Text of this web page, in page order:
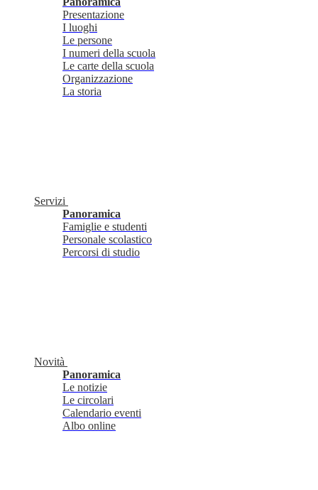
Presentazione
I luoghi
Le persone
I numeri della scuola
Le carte della scuola
Organizzazione
La storia
Servizi
Panoramica
Famiglie e studenti
Personale scolastico
Percorsi di studio
Novità
Panoramica
Le notizie
Le circolari
Calendario eventi
Albo online